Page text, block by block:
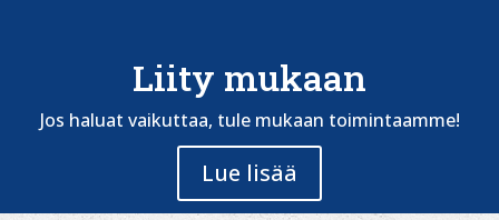
Liity mukaan
Jos haluat vaikuttaa, tule mukaan toimintaamme!
Lue lisää